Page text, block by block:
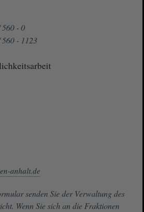
- 0
- 1123
anhalt.de
senden Sie der Verwaltung des
Wenn Sie sich an die Fraktionen